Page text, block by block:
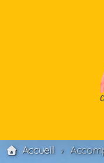
Accueil
Coaching